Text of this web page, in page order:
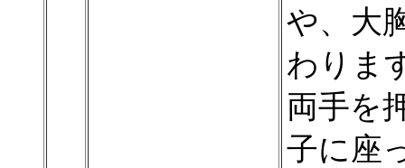
や、大
わりま
両手を
子に座